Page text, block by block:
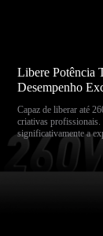
Libere Potência
Desempenho
Capaz de liberar até
criativas profissionais.
significativamente a